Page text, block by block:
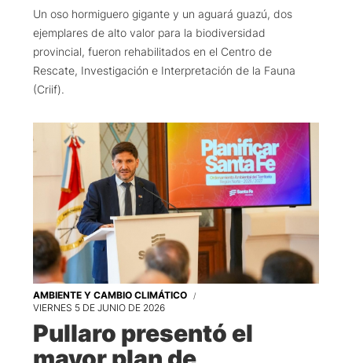
Un oso hormiguero gigante y un aguará guazú, dos
ejemplares de alto valor para la biodiversidad
provincial, fueron rehabilitados en el Centro de
Rescate, Investigación e Interpretación de la Fauna
(Criif).
AMBIENTE Y CAMBIO CLIMÁTICO
VIERNES 5 DE JUNIO DE 2026
Pullaro presentó el